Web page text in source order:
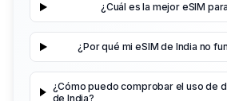
¿Cuál es la mejor eSIM
¿Por qué mi eSIM de India no
¿Cómo puedo comprobar el uso de
de India?